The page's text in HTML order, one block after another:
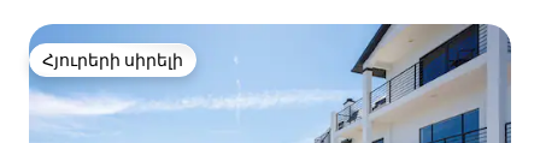
Հյուրերի սիրելի
Հյուրերի սիրելի